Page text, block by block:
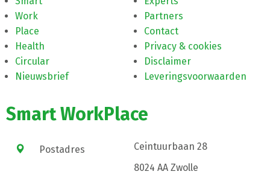
Work
Place
Health
Circular
Nieuwsbrief
Partners
Contact
Privacy & cookies
Disclaimer
Leveringsvoorwaarden
Smart WorkPlace
Postadres
Ceintuurbaan 28
8024 AA Zwolle